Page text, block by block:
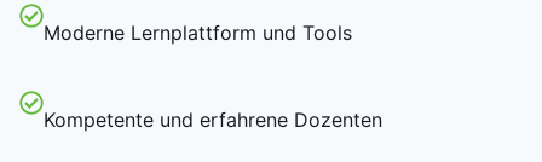
Moderne Lernplattform und Tools
Kompetente und erfahrene Dozenten